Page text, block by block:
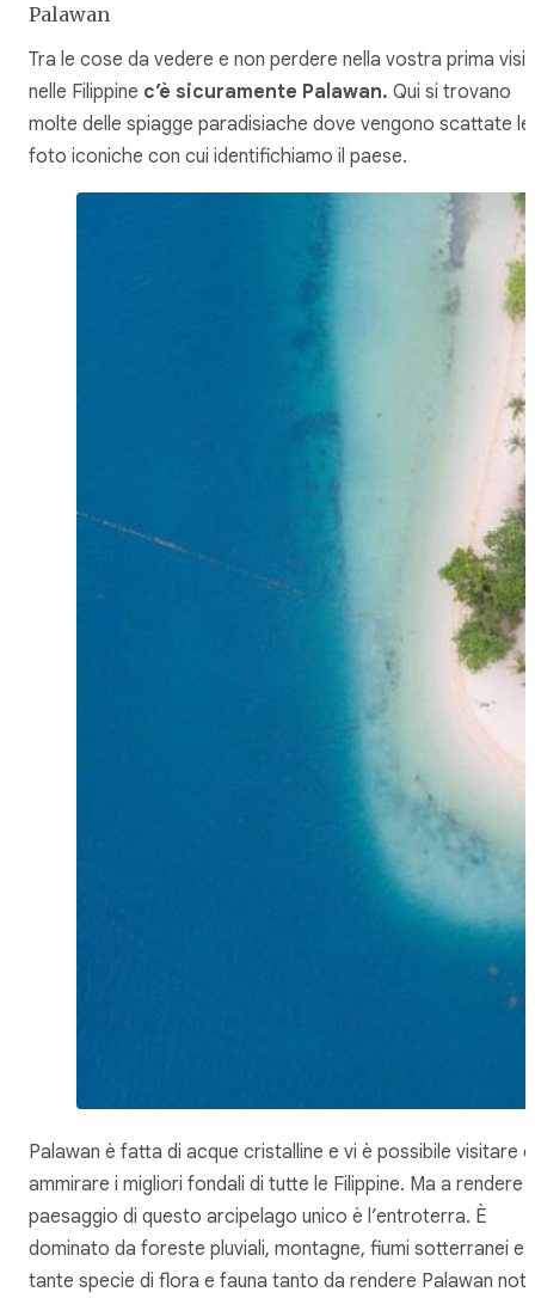
Palawan
Tra le cose da vedere e non perdere nella vostra prima
nelle Filippine c’è sicuramente Palawan. Qui si trovano
molte delle spiagge paradisiache dove vengono scattate le
foto iconiche con cui identifichiamo il paese.
Palawan è fatta di acque cristalline e vi è possibile visitare e
ammirare i migliori fondali di tutte le Filippine. Ma a rendere il
paesaggio di questo arcipelago unico è l’entroterra. È
dominato da foreste pluviali, montagne, fiumi sotterranei e
tante specie di flora e fauna tanto da rendere Palawan